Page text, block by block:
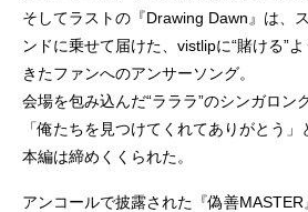
そしてラストの『Drawing Dawn』は、
ンドに乗せて届けた、vistlipに“賭ける”
きたファンへのアンサーソング。
会場を包み込んだ“ラララ”のシンガロン
「俺たちを見つけてくれてありがとう
本編は締めくくられた。
アンコールで披露された『偽善